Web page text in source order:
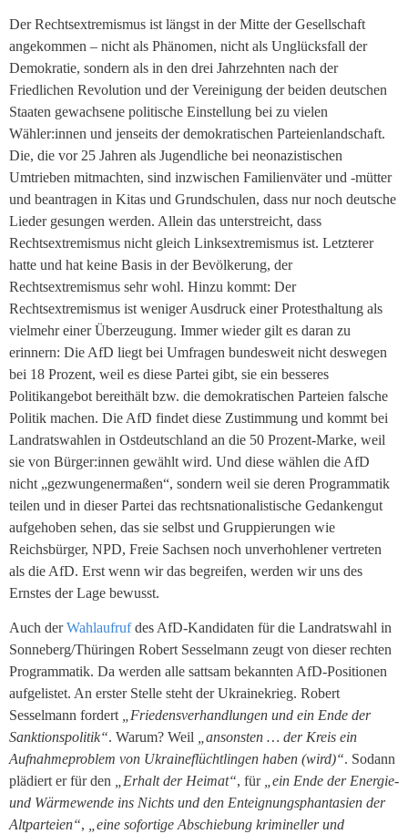
Der Rechtsextremismus ist längst in der Mitte der Gesellschaft
angekommen – nicht als Phänomen, nicht als Unglücksfall der
Demokratie, sondern als in den drei Jahrzehnten nach der
Friedlichen Revolution und der Vereinigung der beiden deutschen
Staaten gewachsene politische Einstellung bei zu vielen
Wähler:innen und jenseits der demokratischen Parteienlandschaft.
Die, die vor 25 Jahren als Jugendliche bei neonazistischen
Umtrieben mitmachten, sind inzwischen Familienväter und -mütter
und beantragen in Kitas und Grundschulen, dass nur noch deutsche
Lieder gesungen werden. Allein das unterstreicht, dass
Rechtsextremismus nicht gleich Linksextremismus ist. Letzterer
hatte und hat keine Basis in der Bevölkerung, der
Rechtsextremismus sehr wohl. Hinzu kommt: Der
Rechtsextremismus ist weniger Ausdruck einer Protesthaltung als
vielmehr einer Überzeugung. Immer wieder gilt es daran zu
erinnern: Die AfD liegt bei Umfragen bundesweit nicht deswegen
bei 18 Prozent, weil es diese Partei gibt, sie ein besseres
Politikangebot bereithält bzw. die demokratischen Parteien falsche
Politik machen. Die AfD findet diese Zustimmung und kommt bei
Landratswahlen in Ostdeutschland an die 50 Prozent-Marke, weil
sie von Bürger:innen gewählt wird. Und diese wählen die AfD
nicht „gezwungenermaßen“, sondern weil sie deren Programmatik
teilen und in dieser Partei das rechtsnationalistische Gedankengut
aufgehoben sehen, das sie selbst und Gruppierungen wie
Reichsbürger, NPD, Freie Sachsen noch unverhohlener vertreten
als die AfD. Erst wenn wir das begreifen, werden wir uns des
Ernstes der Lage bewusst.
Auch derWahlaufrufdes AfD-Kandidaten für die Landratswahl in
Sonneberg/Thüringen Robert Sesselmann zeugt von dieser rechten
Programmatik. Da werden alle sattsam bekannten AfD-Positionen
aufgelistet. An erster Stelle steht der Ukrainekrieg. Robert
Sesselmann fordert
„Friedensverhandlungen und ein Ende der
Sanktionspolitik“. Warum? Weil
„ansonsten … der Kreis ein
Aufnahmeproblem von Ukraineflüchtlingen haben (wird)“. Sodann
plädiert er für den
„Erhalt der Heimat“, für
„ein Ende der Energie-
und Wärmewende ins Nichts und den Enteignungsphantasien der
Altparteien“, „eine sofortige Abschiebung krimineller und